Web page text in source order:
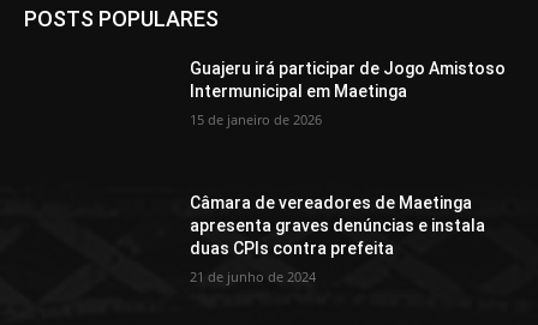
POSTS POPULARES
Guajeru irá participar de Jogo Amistoso
Intermunicipal em Maetinga
15 de janeiro de 2026
Câmara de vereadores de Maetinga
apresenta graves denúncias e instala
duas CPIs contra prefeita
21 de junho de 2024